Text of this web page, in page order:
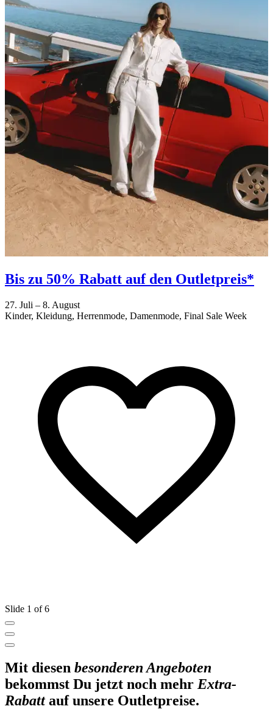
Bis zu 50% Rabatt auf den Outletpreis*
27. Juli – 8. August
Kinder, Kleidung, Herrenmode, Damenmode, Final Sale Week
Slide 1 of 6
Mit diesen besonderen Angeboten
bekommst Du jetzt noch mehr Extra-
Rabattauf unsere Outletpreise.